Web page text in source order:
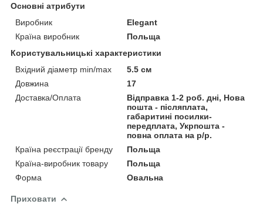
Основні атрибути
Виробник
Elegant
Країна виробник
Польща
Користувальницькі характеристики
Вхідний діаметр min/max
5.5 см
Довжина
17
Доставка/Оплата
Відправка 1-2 роб. дні, Нова
пошта - післяплата,
габаритині посилки-
передплата, Укрпошта -
повна оплата на р/р.
Країна реєстрації бренду
Польща
Країна-виробник товару
Польща
Форма
Овальна
Приховати